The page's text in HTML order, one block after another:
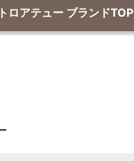
ロアテュー ブランドTOP